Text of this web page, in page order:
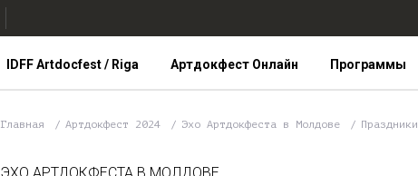
IDFF Artdocfest / Riga Артдокфест Онлайн Программы
Главная Артдокфест 2024 Эхо Артдокфеста в Молдове Праздники